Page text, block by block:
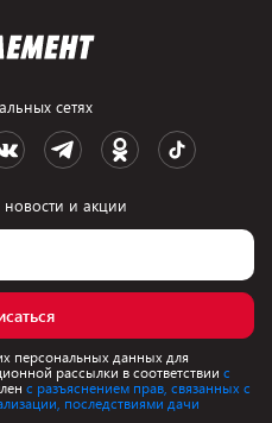
сетях
и акции
персональных данных для
рассылки в соответствии с
с разъяснением прав, связанных с
последствиями дачи